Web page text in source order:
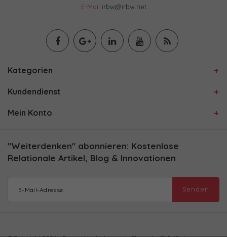
E-Mail irbw@irbw.net
Kategorien
Kundendienst
Mein Konto
"Weiterdenken" abonnieren: Kostenlose
Relationale Artikel, Blog & Innovationen
Senden